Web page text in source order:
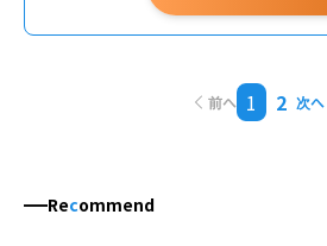
前へ 1 2 次へ
Recommend